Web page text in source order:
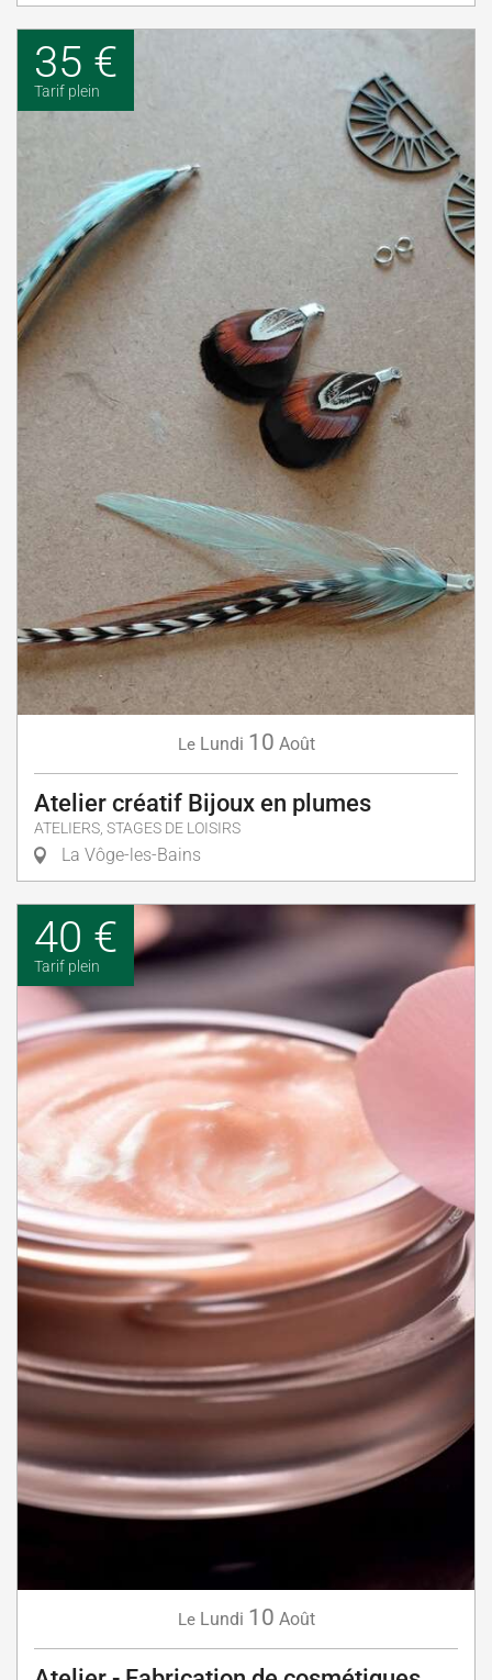
35 €
Tarif plein
Le Lundi 10 Août
Atelier créatif Bijoux en plumes
ATELIERS, STAGES DE LOISIRS
La Vôge-les-Bains
40 €
Tarif plein
Le Lundi 10 Août